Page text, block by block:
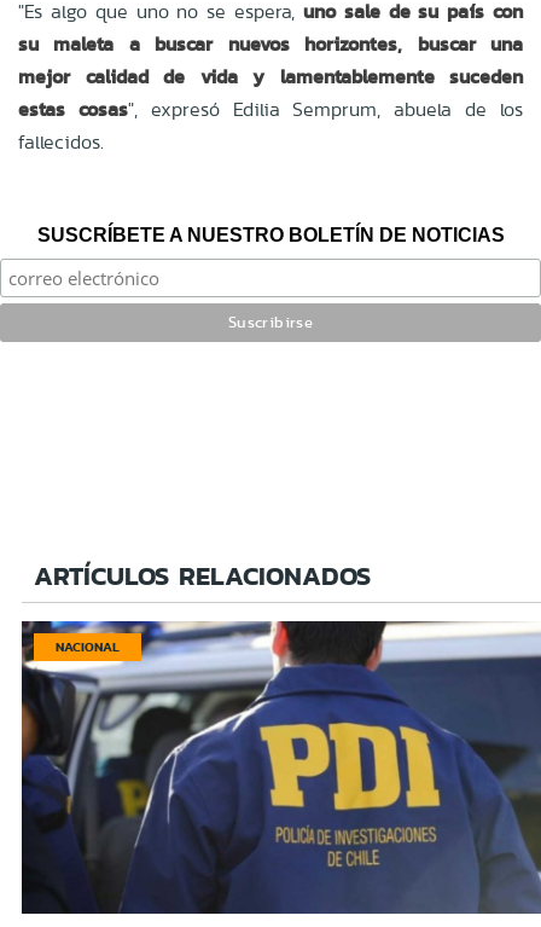
"Es algo que uno no se espera, uno sale de su país con
su maleta a buscar nuevos horizontes, buscar una
mejor calidad de vida y lamentablemente suceden
estas cosas", expresó Edilia Semprum, abuela de los
fallecidos.
SUSCRÍBETE A NUESTRO BOLETÍN DE NOTICIAS
ARTÍCULOS RELACIONADOS
NACIONAL